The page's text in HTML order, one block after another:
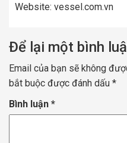
Website: vessel.com.vn
Để lại một bình
Email của bạn sẽ không
bắt buộc được đánh dấu *
Bình luận *